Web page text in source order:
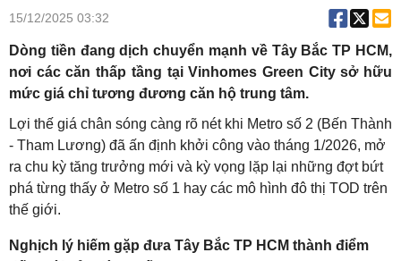
15/12/2025 03:32
Dòng tiền đang dịch chuyển mạnh về Tây Bắc TP HCM,
nơi các căn thấp tầng tại Vinhomes Green City sở hữu
mức giá chỉ tương đương căn hộ trung tâm.
Lợi thế giá chân sóng càng rõ nét khi Metro số 2 (Bến Thành
- Tham Lương) đã ấn định khởi công vào tháng 1/2026, mở
ra chu kỳ tăng trưởng mới và kỳ vọng lặp lại những đợt bứt
phá từng thấy ở Metro số 1 hay các mô hình đô thị TOD trên
thế giới.
Nghịch lý hiếm gặp đưa Tây Bắc TP HCM thành điểm